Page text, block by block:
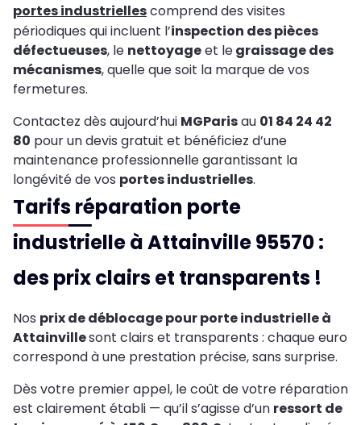
portes industriellescomprend des visites
périodiques qui incluent l’inspection des pièces
défectueuses, le nettoyageet legraissage des
mécanismes, quelle que soit la marque de vos
fermetures.
Contactez dès aujourd’hui MGParisau 01 84 24 42
80 pour un devis gratuit et bénéficiez d’une
maintenance professionnelle garantissant la
longévité de vos portes industrielles.
Tarifs réparation porte
industrielle à Attainville 95570 :
des prix clairs et transparents !
Nos prix de déblocage pour porte industrielle à
Attainvillesont clairs et transparents : chaque euro
correspond à une prestation précise, sans surprise.
Dès votre premier appel, le coût de votre réparation
est clairement établi — qu’il s’agisse d’un ressort de